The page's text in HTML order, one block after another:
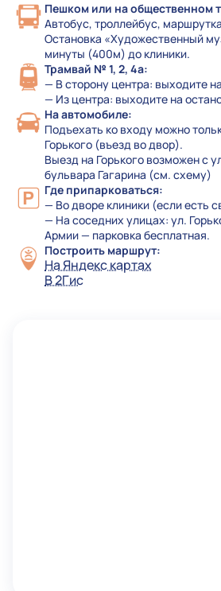
Пешком или на общественном
Автобус, троллейбус,
Остановка «Художественный
минуты (400м) до клиники.
Трамвай № 1, 2, 4а:
— В сторону центра: выходите
— Из центра: выходите на
На автомобиле:
Подъехать ко входу можно
Горького (въезд во двор).
Выезд на Горького возможен с
бульвара Гагарина (см. схему)
Где припарковаться:
— Во дворе клиники (если есть
— На соседних улицах: ул.
Армии — парковка бесплатная.
Построить маршрут:
На Яндекс картах
В 2Гис